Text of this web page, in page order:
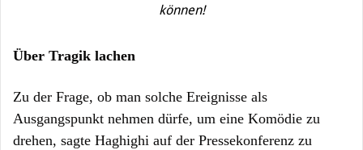
können!
Über Tragik lachen
Zu der Frage, ob man solche Ereignisse als
Ausgangspunkt nehmen dürfe, um eine Komödie zu
drehen, sagte Haghighi auf der Pressekonferenz zu